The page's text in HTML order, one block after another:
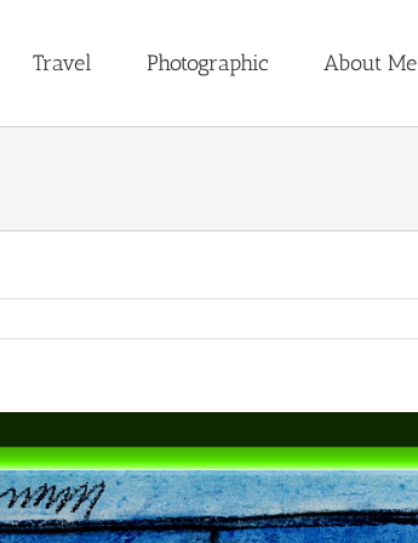
Travel Photographic About Me